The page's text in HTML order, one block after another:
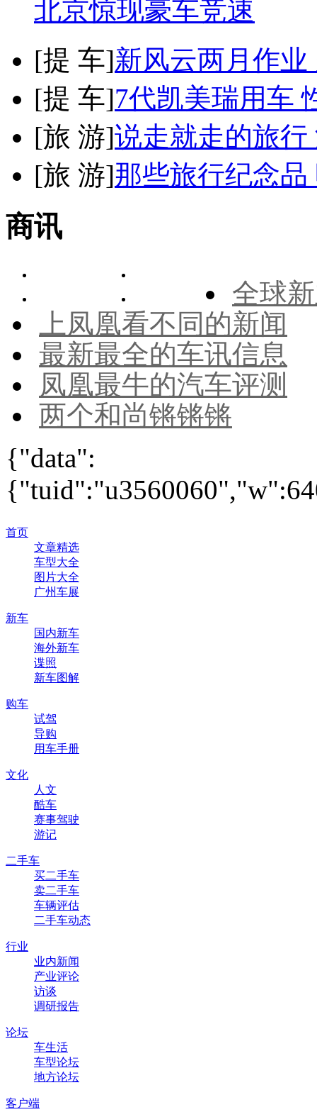
北京惊现豪车竞速
[提 车]新风云两月作
[提 车]7代凯美瑞用车
[旅 游]说走就走的旅
[旅 游]那些旅行纪念
商讯
全球
上凤凰看不同的新闻
最新最全的车讯信息
凤凰最牛的汽车评测
两个和尚锵锵锵
{"data":
首页
文章精选
车型大全
图片大全
广州车展
新车
国内新车
海外新车
谍照
新车图解
购车
试驾
导购
用车手册
文化
人文
酷车
赛事驾驶
游记
二手车
买二手车
卖二手车
车辆评估
二手车动态
行业
业内新闻
产业评论
访谈
调研报告
论坛
车生活
车型论坛
地方论坛
客户端